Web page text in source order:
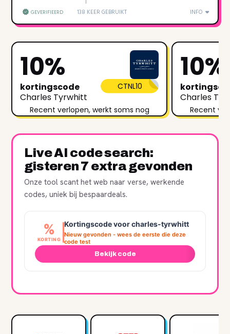
GEVERIFIEERD 138 KEER GEBRUIKT INFO
10%
kortingscode
Charles Tyrwhitt
CTNL10
Recent verlopen, werkt soms nog
10%
Charles
Recent
Live AI code search:
gisteren 7 extra gevonden
Onze tool scant het web naar verse, werkende
codes, uniek bij bespaardeals.
%
KORTING
Kortingscode voor charles-tyrwhitt
Nieuw gevonden - wees de eerste die deze
code test
Bekijk code